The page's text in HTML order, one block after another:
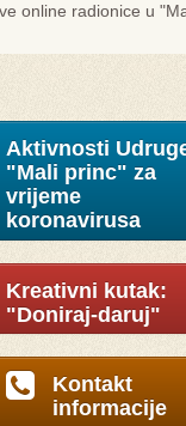
online radionice u
Aktivnosti
"Mali princ" za
vrijeme
koronavirusa
Kreativni kutak:
"Doniraj-daruj"
Kontakt
informacije